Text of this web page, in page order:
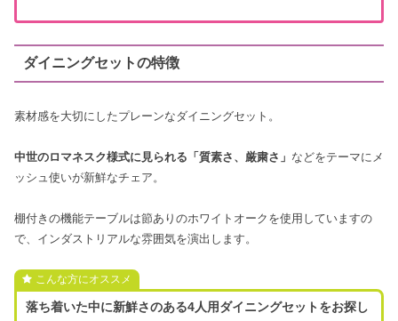
ダイニングセットの特徴
素材感を大切にしたプレーンなダイニングセット。
中世のロマネスク様式に見られる「質素さ、厳粛さ」 などをテーマにメ
ッシュ使いが新鮮なチェア。
棚付きの機能テーブルは節ありのホワイトオークを使用していますの
で、インダストリアルな雰囲気を演出します。
こんな方にオススメ
落ち着いた中に新鮮さのある4人用ダイニングセットをお探し